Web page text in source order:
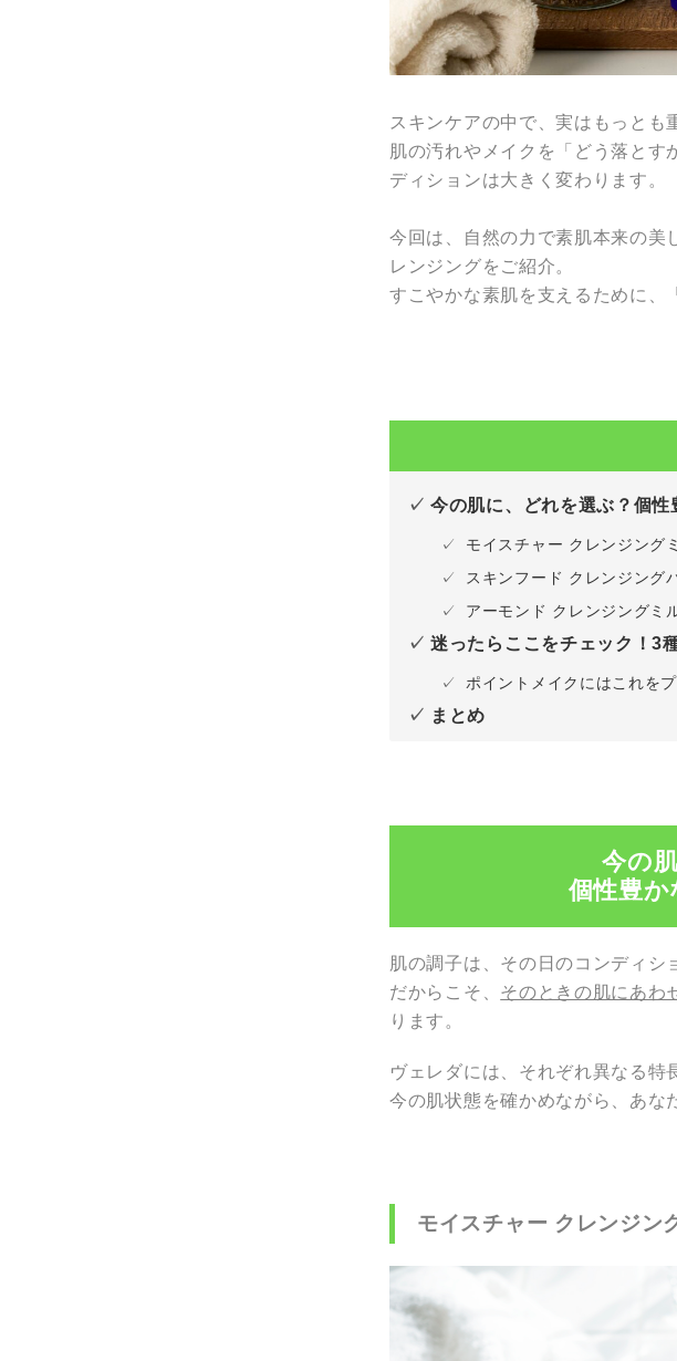
スキンケアの中で、実はもっとも
肌の汚れやメイクを「どう落と
ディションは大きく変わります。
今回は、自然の力で素肌本来の美
レンジングをご紹介。
すこやかな素肌を支えるために、
今の肌に、どれを選ぶ？個
モイスチャー クレンジング
スキンフード クレンジング
アーモンド クレンジングミ
迷ったらここをチェック！3
ポイントメイクにはこれをプ
まとめ
今の
個性豊
肌の調子は、その日のコンディシ
だからこそ、 そのときの肌にあわ
ります。
ヴェレダには、それぞれ異なる特
今の肌状態を確かめながら、あな
モイスチャー クレンジン